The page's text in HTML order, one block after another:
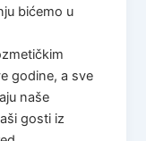
bićemo u
godine, a sve
naše
gosti iz